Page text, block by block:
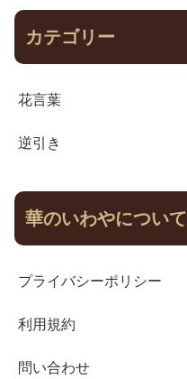
カテゴリー
花言葉
逆引き
華のいわやについて
プライバシーポリシー
利用規約
問い合わせ